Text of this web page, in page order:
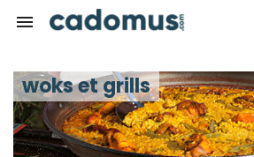

woks et grills